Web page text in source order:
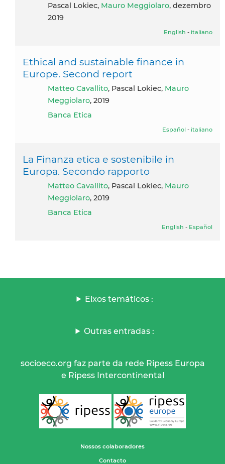
Pascal Lokiec, Mauro Meggiolaro, dezembro
2019
English - italiano
Ethical and sustainable finance in
Europe. Second report
Matteo Cavallito, Pascal Lokiec, Mauro
Meggiolaro, 2019
Banca Etica
Español - italiano
La Finanza etica e sostenibile in
Europa. Secondo rapporto
Matteo Cavallito, Pascal Lokiec, Mauro
Meggiolaro, 2019
Banca Etica
English - Español
Eixos temáticos :
Outras entradas :
socioeco.org faz parte da rede Ripess Europa
e Ripess Intercontinental
Nossos colaboradores
Contacto